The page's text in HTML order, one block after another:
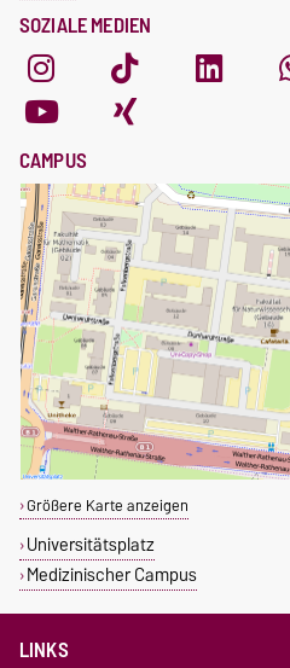
SOZIALE MEDIEN
CAMPUS
Größere Karte anzeigen
Universitätsplatz
Medizinischer Campus
LINKS